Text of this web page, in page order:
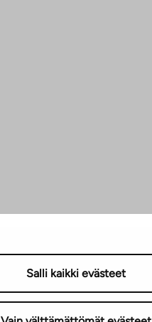
Salli kaikki evästeet